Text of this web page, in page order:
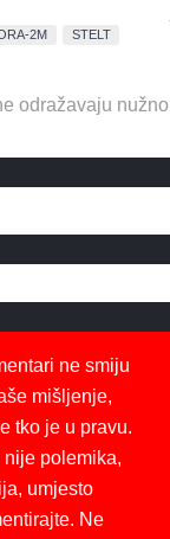
2M STELT
odražavaju nužno
ne smiju
mišljenje,
tko je u pravu.
polemika,
umjesto
Ne